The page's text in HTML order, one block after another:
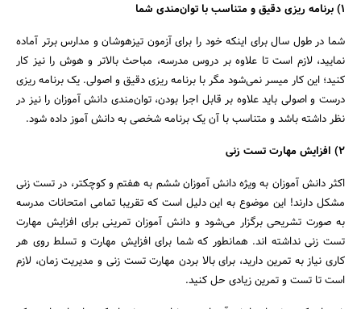
1) برنامه ریزی دقیق و متناسب با توان‌مندی شما
شما در طول سال برای اینکه خود را برای آزمون تیزهوشان و مدارس برتر آماده
نمایید، لازم است تا علاوه بر دروس مدرسه، مباحث بالاتر و هوش را نیز کار
کنید؛ این کار میسر نمی‌شود مگر با برنامه ریزی دقیق و اصولی. یک برنامه ریزی
درست و اصولی باید علاوه بر قابل اجرا بودن، توان‌مندی دانش آموزان را نیز در
نظر داشته باشد و متناسب با آن یک برنامه شخصی به دانش آموز داده شود.
2) افزایش مهارت تست زنی
اکثر دانش آموزان به ویژه دانش آموزان ششم به هفتم و کوچکتر، در تست زنی
مشکل دارند! این موضوع به این دلیل است که تقریبا تمامی امتحانات مدرسه
به صورت تشریحی برگزار می‌شود و دانش آموزان تمرینی برای افزایش مهارت
تست زنی نداشته اند. همانطور که شما برای افزایش مهارت و تسلط روی هر
کاری نیاز به تمرین دارید، برای بالا بردن مهارت تست زنی و مدیریت زمان، لازم
است تا تست و تمرین زیادی حل کنید.